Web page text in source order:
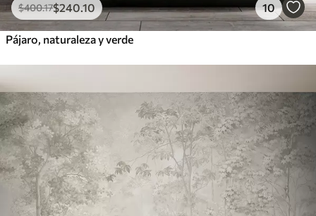
$400.17$240.10 10
Pájaro, naturaleza y verde